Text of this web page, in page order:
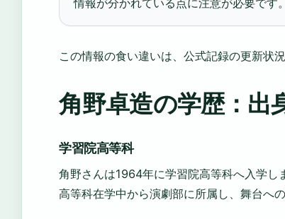
この情報の食い違いは、公式記録の更新状
角野卓造の学歴：出
学習院高等科
角野さんは1964年に学習院高等科へ入学し
高等科在学中から演劇部に所属し、舞台へ